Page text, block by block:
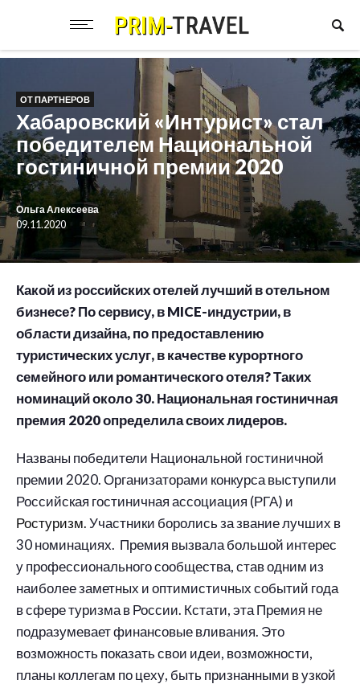
ОТ ПАРТНЕРОВ
Хабаровский «Интурист» стал
победителем Национальной
гостиничной премии 2020
Ольга Алексеева
09.11.2020
Какой из российских отелей лучший в отельном
бизнесе? По сервису, в MICE-индустрии, в
области дизайна, по предоставлению
туристических услуг, в качестве курортного
семейного или романтического отеля? Таких
номинаций около 30. Национальная гостиничная
премия 2020 определила своих лидеров.
Названы победители Национальной гостиничной
премии 2020. Организаторами конкурса выступили
Российская гостиничная ассоциация (РГА) и
Ростуризм.Участники боролись за звание лучших в
30 номинациях. Премия вызвала большой интерес
у профессионального сообщества, став одним из
наиболее заметных и оптимистичных событий года
в сфере туризма в России. Кстати, эта Премия не
подразумевает финансовые вливания. Это
возможность показать свои идеи, возможности,
планы коллегам по цеху, быть признанными в узкой